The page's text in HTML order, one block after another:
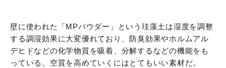
壁に使われた「MPパウダー」という珪藻土は湿度を調整
する調湿効果に大変優れており、防臭効果やホルムアル
デヒドなどの化学物質を吸着、分解するなどの機能をも
っている。空質を高めていくにはとてもいい素材だ。